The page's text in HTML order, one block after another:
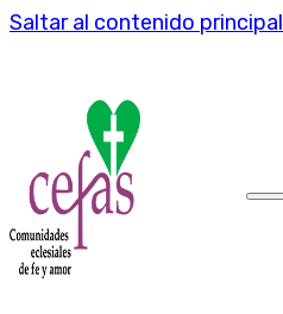
Saltar al contenido principal